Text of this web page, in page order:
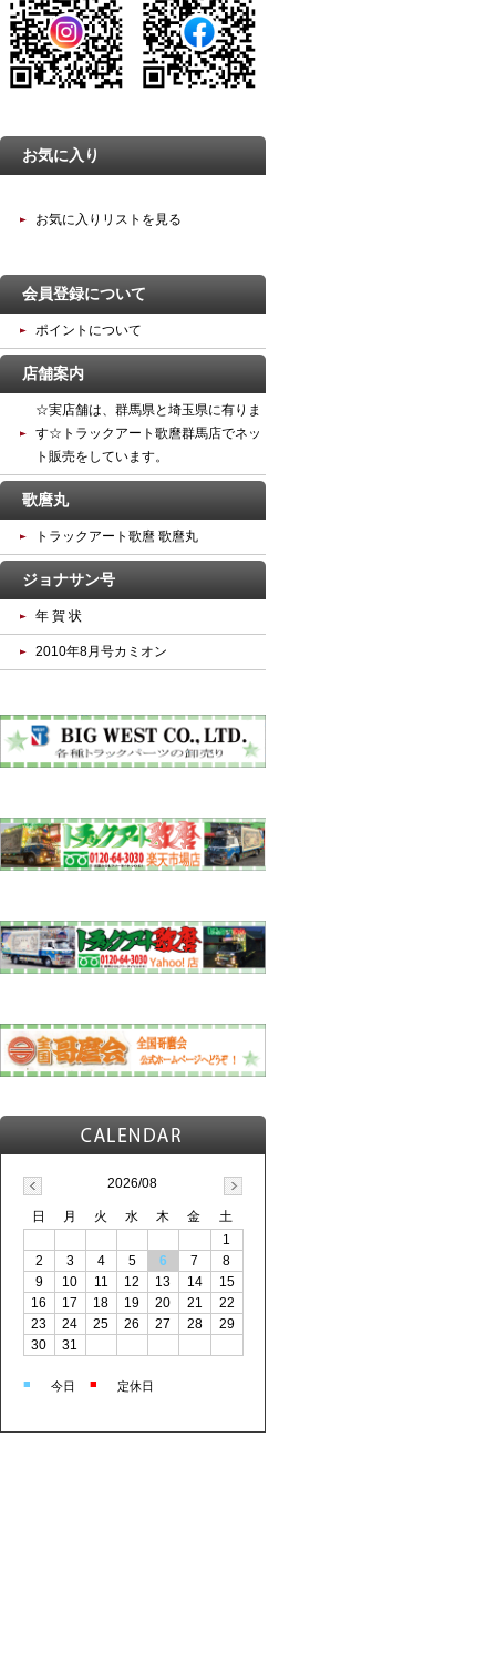
お気に入り
お気に入りリストを見る
会員登録について
ポイントについて
店舗案内
☆実店舗は、群馬県と埼玉県に有りま
す☆トラックアート歌麿群馬店でネッ
ト販売をしています。
歌麿丸
トラックアート歌麿 歌麿丸
ジョナサン号
年 賀 状
2010年8月号カミオン
2026/08
日 月 火 水 木 金
土
1
2
3 4 5 6 7
8
9
10 11 12 13 14
15
16
17 18 19 20 21
22
23
24 25 26 27 28
29
30
31
■ 今日 ■ 定休日